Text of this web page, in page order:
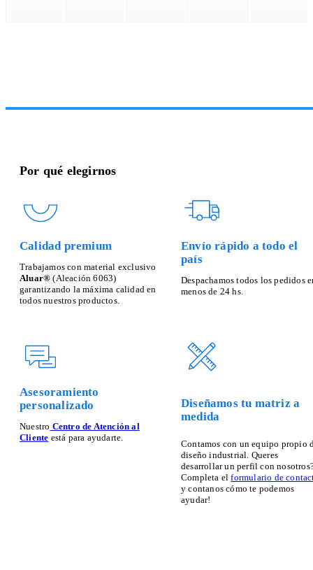
Por qué elegirnos
Calidad premium
Trabajamos con material exclusivo
Aluar® (Aleación 6063)
garantizando la máxima calidad en
todos nuestros productos.
Envío rápido a todo el
país
Despachamos todos los pedidos
menos de 24 hs.
Asesoramiento
personalizado
Nuestro Centro de Atención al
Cliente está para ayudarte.
Diseñamos tu matriz a
medida
Contamos con un equipo propio
diseño industrial. Queres
desarrollar un perfil con
Completa elformulario de
y contanos cómo te podemos
ayudar!